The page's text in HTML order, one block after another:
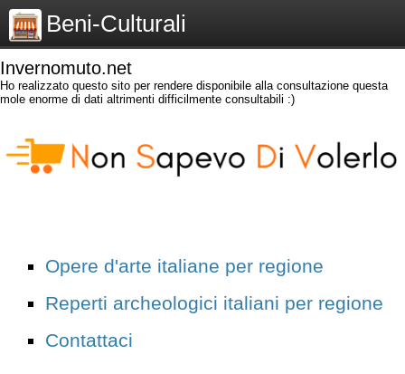
Beni-Culturali
Invernomuto.net
Ho realizzato questo sito per rendere disponibile alla consultazione questa
mole enorme di dati altrimenti difficilmente consultabili :)
Opere d'arte italiane per regione
Reperti archeologici italiani per regione
Contattaci